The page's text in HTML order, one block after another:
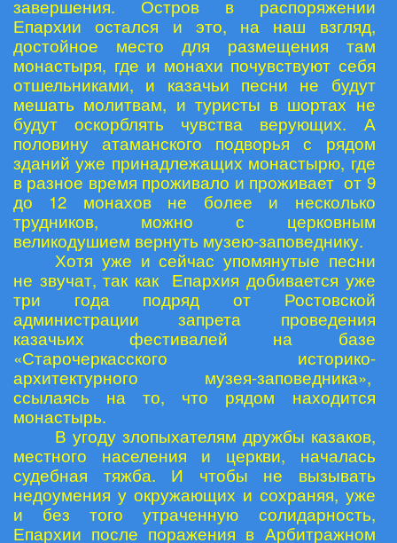
завершения. Остров в распоряжении
Епархии остался и это, на наш взгляд,
достойное место для размещения там
монастыря, где и монахи почувствуют себя
отшельниками, и казачьи песни не будут
мешать молитвам, и туристы в шортах не
будут оскорблять чувства верующих. А
половину атаманского подворья с рядом
зданий уже принадлежащих монастырю, где
в разное время проживало и проживает от 9
до 12 монахов не более и несколько
трудников, можно с церковным
великодушием вернуть музею-заповеднику.
Хотя уже и сейчас упомянутые песни
не звучат, так как Епархия добивается уже
три года подряд от Ростовской
администрации запрета проведения
казачьих фестивалей на базе
«Старочеркасского историко-
архитектурного музея-заповедника»,
ссылаясь на то, что рядом находится
монастырь.
В угоду злопыхателям дружбы казаков,
местного населения и церкви, началась
судебная тяжба. И чтобы не вызывать
недоумения у окружающих и сохраняя, уже
и без того утраченную солидарность,
Епархии после поражения в Арбитражном